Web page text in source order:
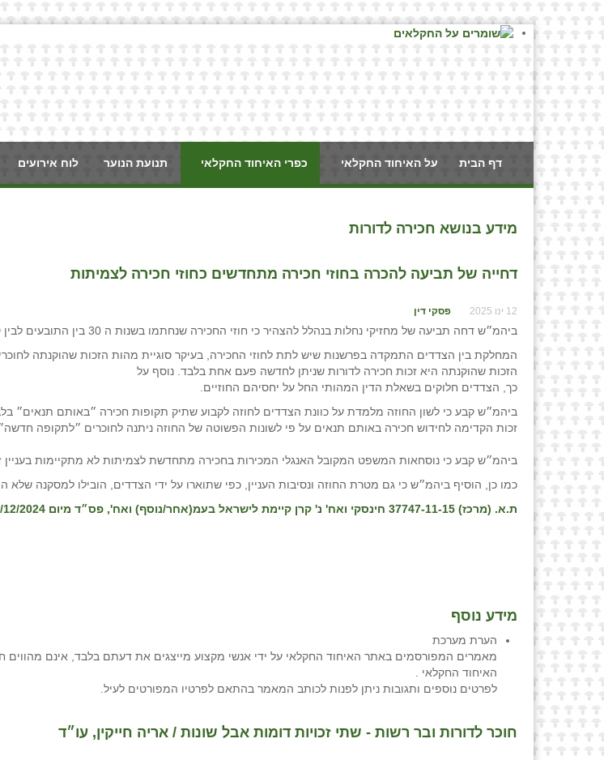
דף הבית על האיחוד החקלאי כפרי האיחוד החקלאי תנועת הנוער לוח אירועים
מידע בנושא חכירה לדורות
דחייה של תביעה להכרה בחוזי חכירה מתחדשים כחוזי חכירה לצמיתות
12 ינו 2025 פסקי דין
ביהמ״ש דחה תביעה של מחזיקי נחלות בנהלל להצהיר כי חוזי החכירה שנחתמו בשנות ה 30 בין התובעים לבין קק״ל אנגליה הם חוזי חכירה לצמיתות.
המחלקת בין הצדדים התמקדה בפרשנות שיש לתת לחוזי החכירה, בעיקר סוגיית מהות הזכות שהוקנתה
הזכות שהוקנתה היא זכות חכירה לדורות שניתן לחדשה פעם אחת בלבד. נוסף על
כך, הצדדים חלוקים בשאלת הדין המהותי החל על יחסיהם החוזיים.
ביהמ״ש קבע כי לשון החוזה מלמדת על כוונת הצדדים לחוזה לקבוע שתיק תקופות חכירה ״באותם תנאים״
זכות הקדימה לחידוש חכירה באותם תנאים על פי לשונות הפשוטה של החוזה ניתנה לחוכרים ״לתקופה
ביהמ״ש קבע כי נוסחאות המשפט המקובל האנגלי המכירות בחכירה מתחדשת לצמיתות לא מתקיימות בעניין
כמו כן, הוסיף ביהמ״ש כי גם מטרת החוזה ונסיבות העניין, כפי שתוארו על ידי הצדדים, הובילו למסקנה שלא
ת.א. (מרכז) 37747-11-15 חינסקי ואח' נ' קרן קיימת לישראל בעמ(אחר/נוסף) ואח', פס״ד מיום 29/12/2024
מידע נוסף
הערת מערכת
מאמרים המפורסמים באתר האיחוד החקלאי על ידי אנשי מקצוע מייצגים את דעתם בלבד, אינם
האיחוד החקלאי .
לפרטים נוספים ותגובות ניתן לפנות לכותב המאמר בהתאם לפרטיו המפורטים לעיל.
חוכר לדורות ובר רשות - שתי זכויות דומות אבל שונות / אריה חייקין, עו״ד